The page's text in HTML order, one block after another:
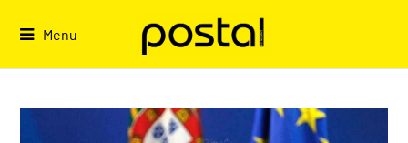
Menu